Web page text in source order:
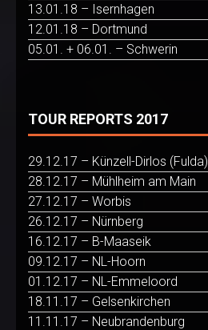
13.01.18 – Isernhagen
12.01.18 – Dortmund
05.01. + 06.01. – Schwerin
TOUR REPORTS 2017
29.12.17 – Künzell-Dirlos (Fulda)
28.12.17 – Mühlheim am Main
27.12.17 – Worbis
26.12.17 – Nürnberg
16.12.17 – B-Maaseik
09.12.17 – NL-Hoorn
01.12.17 – NL-Emmeloord
18.11.17 – Gelsenkirchen
11.11.17 – Neubrandenburg